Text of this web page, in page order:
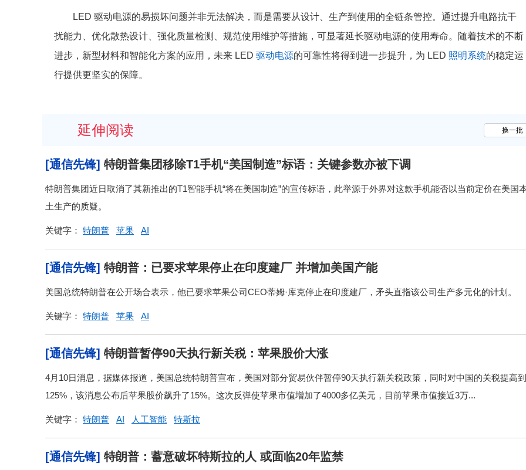
LED 驱动电源的易损坏问题并非无法解决，而是需要从设计、生产到使用的全链条管控。通过提升电路抗干
扰能力、优化散热设计、强化质量检测、规范使用维护等措施，可显著延长驱动电源的使用寿命。随着技术的不断
进步，新型材料和智能化方案的应用，未来 LED 驱动电源的可靠性将得到进一步提升，为 LED 照明系统的稳定运
行提供更坚实的保障。
换一批
延伸阅读
[通信先锋] 特朗普集团移除T1手机“美国制造”标语：关键参数亦被下调
特朗普集团近日取消了其新推出的T1智能手机“将在美国制造”的宣传标语，此举源于外界对这款手机能否以当前定价在美国
土生产的质疑。
关键字： 特朗普 苹果 AI
[通信先锋] 特朗普：已要求苹果停止在印度建厂 并增加美国产能
美国总统特朗普在公开场合表示，他已要求苹果公司CEO蒂姆·库克停止在印度建厂，矛头直指该公司生产多元化的计划。
关键字： 特朗普 苹果 AI
[通信先锋] 特朗普暂停90天执行新关税：苹果股价大涨
4月10日消息，据媒体报道，美国总统特朗普宣布，美国对部分贸易伙伴暂停90天执行新关税政策，同时对中国的关税提高到
125%，该消息公布后苹果股价飙升了15%。这次反弹使苹果市值增加了4000多亿美元，目前苹果市值接近3万...
关键字： 特朗普 AI 人工智能 特斯拉
[通信先锋] 特朗普：蓄意破坏特斯拉的人 或面临20年监禁